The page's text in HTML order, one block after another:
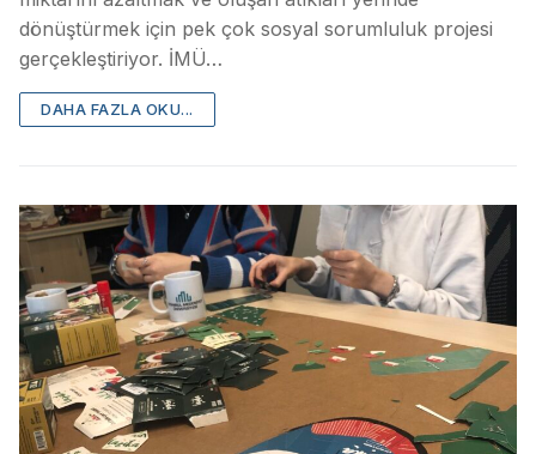
dönüştürmek için pek çok sosyal sorumluluk projesi
gerçekleştiriyor. İMÜ…
DAHA FAZLA OKU...